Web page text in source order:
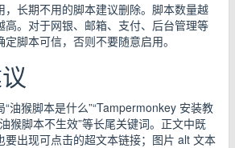
，长期不用的脚本建议删除。脚本数量越
高。对于网银、邮箱、支付、后台管理等
脚本可信，否则不要随意启用。
油猴脚本是什么”“Tampermonkey 安装教
猴脚本不生效”等长尾关键词。正文中既
要出现可点击的超文本链接；图片 alt 文本